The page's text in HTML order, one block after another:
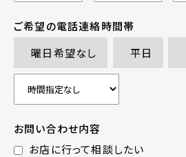
ご希望の電話連絡時間帯
曜日希望なし
平日
お問い合わせ内容
お店に行って相談したい